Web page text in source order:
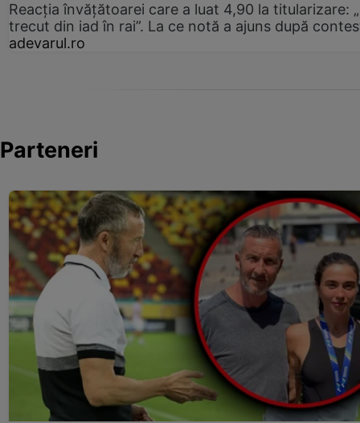
Reacția învățătoarei care a luat 4,90 la titularizare:
trecut din iad în rai”. La ce notă a ajuns după
adevarul.ro
Parteneri